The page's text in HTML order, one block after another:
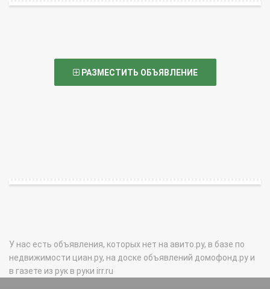
РАЗМЕСТИТЬ ОБЪЯВЛЕНИЕ
У нас есть объявления, которых нет на авито.ру, в базе по
недвижимости циан.ру, на доске объявлений домофонд.ру и
в газете из рук в руки irr.ru